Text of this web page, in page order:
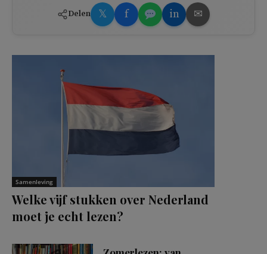
Delen 𝕏 f in ✉
Samenleving
Welke vijf stukken over Nederland
moet je echt lezen?